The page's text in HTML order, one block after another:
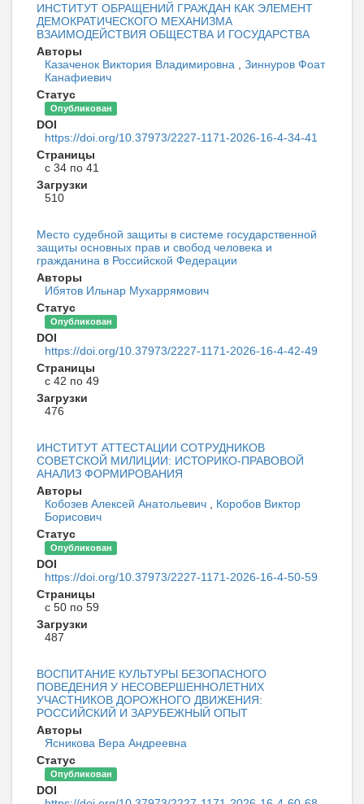
ИНСТИТУТ ОБРАЩЕНИЙ ГРАЖДАН КАК ЭЛЕМЕНТ
ДЕМОКРАТИЧЕСКОГО МЕХАНИЗМА
ВЗАИМОДЕЙСТВИЯ ОБЩЕСТВА И ГОСУДАРСТВА
Авторы
Казаченок Виктория Владимировна
Зиннуров Фоат
Канафиевич
Статус
Опубликован
DOI
https://doi.org/10.37973/2227-1171-2026-16-4-34-41
Страницы
с 34 по 41
Загрузки
510
Место судебной защиты в системе государственной
защиты основных прав и свобод человека и
гражданина в Российской Федерации
Авторы
Ибятов Ильнар Мухаррямович
Статус
Опубликован
DOI
https://doi.org/10.37973/2227-1171-2026-16-4-42-49
Страницы
с 42 по 49
Загрузки
476
ИНСТИТУТ АТТЕСТАЦИИ СОТРУДНИКОВ
СОВЕТСКОЙ МИЛИЦИИ: ИСТОРИКО-ПРАВОВОЙ
АНАЛИЗ ФОРМИРОВАНИЯ
Авторы
Кобозев Алексей Анатольевич
Коробов Виктор
Борисович
Статус
Опубликован
DOI
https://doi.org/10.37973/2227-1171-2026-16-4-50-59
Страницы
с 50 по 59
Загрузки
487
ВОСПИТАНИЕ КУЛЬТУРЫ БЕЗОПАСНОГО
ПОВЕДЕНИЯ У НЕСОВЕРШЕННОЛЕТНИХ
УЧАСТНИКОВ ДОРОЖНОГО ДВИЖЕНИЯ:
РОССИЙСКИЙ И ЗАРУБЕЖНЫЙ ОПЫТ
Авторы
Ясникова Вера Андреевна
Статус
Опубликован
DOI